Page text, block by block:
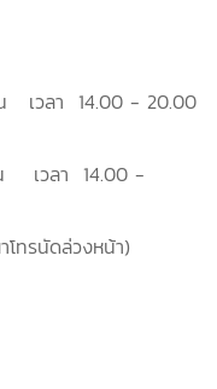
วลา 14.00 - 20.00
เวลา 14.00 -
งหน้า)